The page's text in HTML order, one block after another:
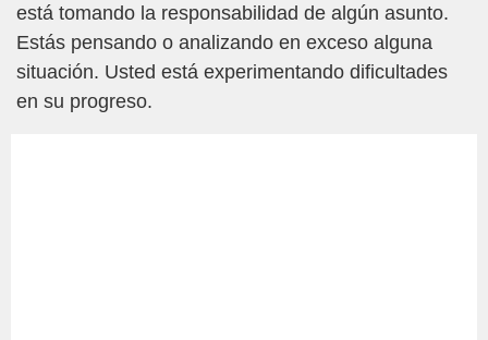
está tomando la responsabilidad de algún asunto.
Estás pensando o analizando en exceso alguna
situación. Usted está experimentando dificultades
en su progreso.